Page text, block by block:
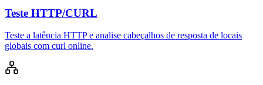
Teste HTTP/CURL
Teste a latência HTTP e analise cabeçalhos de resposta de locais
globais com curl online.